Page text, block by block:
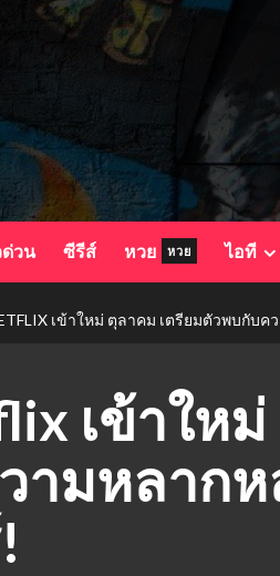
วน ซีรีส์ หวย หวย ไอที
เข้าใหม่ ตุลาคม เตรียมตัวพบกับ
เข้าให
ามหลากห